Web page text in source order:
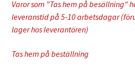
Varor som "Tas hem på besällning"
leveranstid på 5-10 arbetsdagar
lager hos leverantören)
Tas hem på beställning